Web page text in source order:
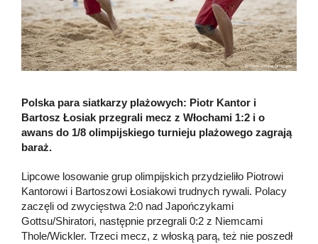
Polska para siatkarzy plażowych: Piotr Kantor i
Bartosz Łosiak przegrali mecz z Włochami 1:2 i o
awans do 1/8 olimpijskiego turnieju plażowego zagrają
baraż.
Lipcowe losowanie grup olimpijskich przydzieliło Piotrowi
Kantorowi i Bartoszowi Łosiakowi trudnych rywali. Polacy
zaczęli od zwycięstwa 2:0 nad Japończykami
Gottsu/Shiratori, następnie przegrali 0:2 z Niemcami
Thole/Wickler. Trzeci mecz, z włoską parą, też nie poszedł